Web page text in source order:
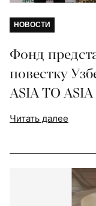
НОВОСТИ
Фонд
повестку
ASIA TO
Читать далее